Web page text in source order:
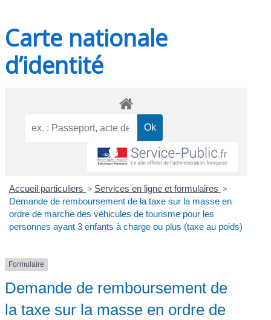
Carte nationale
d’identité
Accueil particuliers > Services en ligne et formulaires >
Demande de remboursement de la taxe sur la masse en
ordre de marche des véhicules de tourisme pour les
personnes ayant 3 enfants à charge ou plus (taxe au poids)
Formulaire
Demande de remboursement de
la taxe sur la masse en ordre de